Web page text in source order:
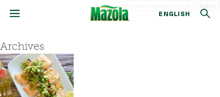
ENGLISH
Archives